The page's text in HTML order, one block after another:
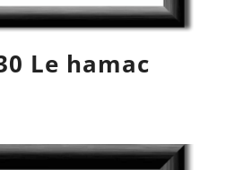
Le hamac